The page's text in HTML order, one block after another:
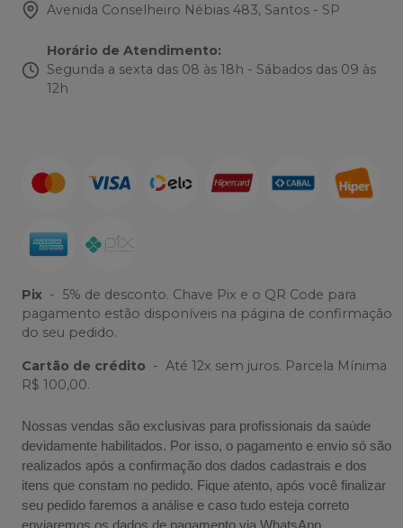
Avenida Conselheiro Nébias 483, Santos - SP
Horário de Atendimento:
Segunda a sexta das 08 às 18h - Sábados das 09 às
12h
Pix - 5% de desconto. Chave Pix e o QR Code para
pagamento estão disponíveis na página de confirmação
do seu pedido.
Cartão de crédito - Até 12x sem juros. Parcela Mínima
R$ 100,00.
Nossas vendas são exclusivas para profissionais da saúde
devidamente habilitados. Por isso, o pagamento e envio só são
realizados após a confirmação dos dados cadastrais e dos
itens que constam no pedido. Fique atento, após você finalizar
seu pedido faremos a análise e caso tudo esteja correto
enviaremos os dados de pagamento via WhatsApp.